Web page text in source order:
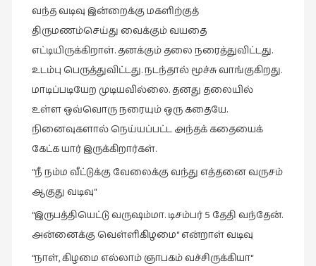
ஓவியங்கள்
கட்டுரைகள்
கட்டுரைகள்
கதைகள்
செல்லும்
பாதை
கல்வி
வந்த வடிவு இன்றைக்கு மகளிற்குத்
திருமணம்செய்து வைக்கும் வயதை
எட்டியிருக்கிறாள். தனக்கும் தலை நரைத்துவிட்டது.
உடம்பு பெருத்துவிட்டது. நடந்தால் மூச்சு வாங்குகிறது.
மாடிப்படியேற முடியவில்லை. தனது தலையில்
உள்ள ஒவ்வொரு நரையும் ஒரு கதையே.
நினைவுகளால் நெய்யப்பட்ட அந்தக் கதையைக்
கேட்க யார் இருக்கிறார்கள்.
“நீ நம்ம வீட்டுக்கு வேலைக்கு வந்து எத்தனை வருசம்
ஆகுது வடிவு“
“இருபத்தியெட்டு வருஷம்மா. டிசம்பர் 5 தேதி வந்தேன்.
அன்னைக்கு வெள்ளிகிழமை“ என்றாள் வடிவு
“நாள், கிழமை எல்லாம் ஞாபகம் வச்சிருக்கியா“